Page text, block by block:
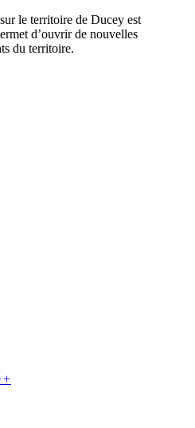
le territoire de Ducey est
d’ouvrir de nouvelles
du territoire.
+